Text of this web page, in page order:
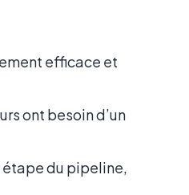
efficace et
ont besoin d’un
étape du pipeline,